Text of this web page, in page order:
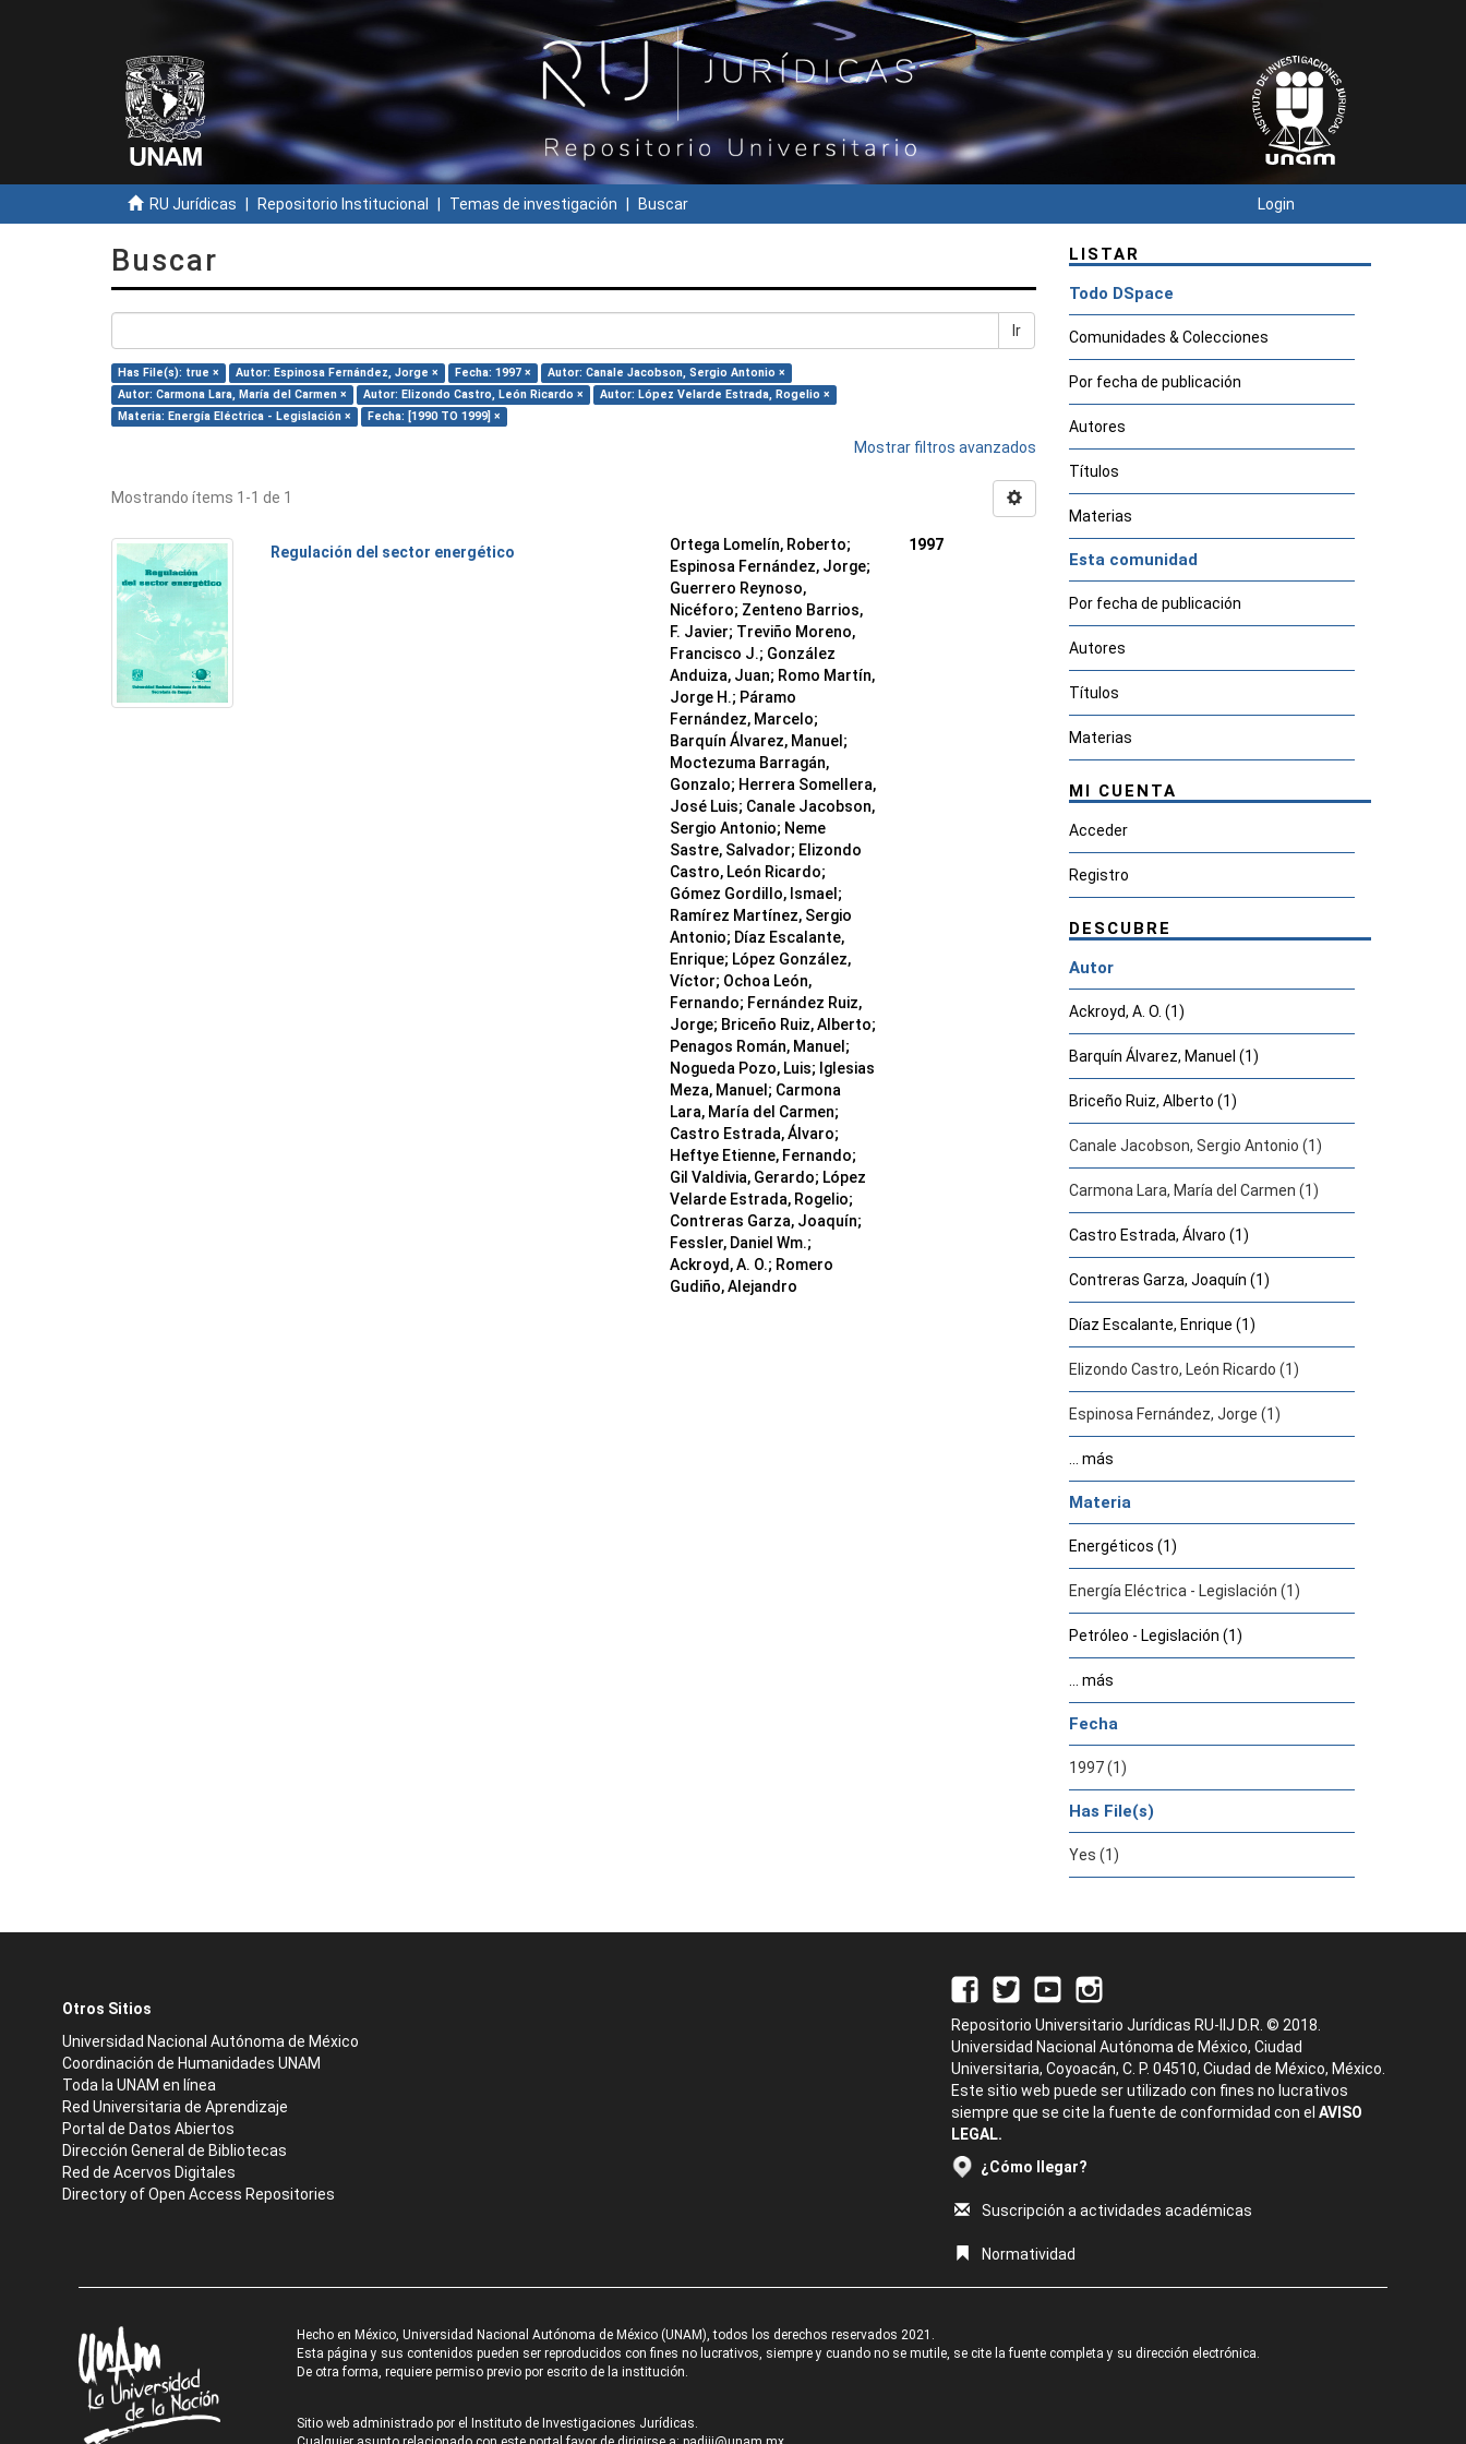
RU Jurídicas Repositorio Institucional Temas de investigación Buscar Login
Buscar
Ir
Has File(s): true × Autor: Espinosa Fernández, Jorge × Fecha: 1997 ×
Autor: Canale Jacobson, Sergio Antonio ×
Autor: Carmona Lara, María del Carmen ×
Autor: Elizondo Castro, León Ricardo ×
Autor: López Velarde Estrada, Rogelio ×
Materia: Energía Eléctrica - Legislación ×
Fecha: [1990 TO 1999] ×
Mostrar filtros avanzados
Mostrando ítems 1-1 de 1
Regulación del sector energético
Ortega Lomelín, Roberto;
Espinosa Fernández, Jorge;
Guerrero Reynoso,
Nicéforo; Zenteno Barrios,
F. Javier; Treviño Moreno,
Francisco J.; González
Anduiza, Juan; Romo Martín,
Jorge H.; Páramo
Fernández, Marcelo;
Barquín Álvarez, Manuel;
Moctezuma Barragán,
Gonzalo; Herrera Somellera,
José Luis; Canale Jacobson,
Sergio Antonio; Neme
Sastre, Salvador; Elizondo
Castro, León Ricardo;
Gómez Gordillo, Ismael;
Ramírez Martínez, Sergio
Antonio; Díaz Escalante,
Enrique; López González,
Víctor; Ochoa León,
Fernando; Fernández Ruiz,
Jorge; Briceño Ruiz, Alberto;
Penagos Román, Manuel;
Nogueda Pozo, Luis; Iglesias
Meza, Manuel; Carmona
Lara, María del Carmen;
Castro Estrada, Álvaro;
Heftye Etienne, Fernando;
Gil Valdivia, Gerardo; López
Velarde Estrada, Rogelio;
Contreras Garza, Joaquín;
Fessler, Daniel Wm.;
Ackroyd, A. O.; Romero
Gudiño, Alejandro
1997
LISTAR
Todo DSpace
Comunidades & Colecciones
Por fecha de publicación
Autores
Títulos
Materias
Esta comunidad
Por fecha de publicación
Autores
Títulos
Materias
MI CUENTA
Acceder
Registro
DESCUBRE
Autor
Ackroyd, A. O. (1)
Barquín Álvarez, Manuel (1)
Briceño Ruiz, Alberto (1)
Canale Jacobson, Sergio Antonio (1)
Carmona Lara, María del Carmen (1)
Castro Estrada, Álvaro (1)
Contreras Garza, Joaquín (1)
Díaz Escalante, Enrique (1)
Elizondo Castro, León Ricardo (1)
Espinosa Fernández, Jorge (1)
... más
Materia
Energéticos (1)
Energía Eléctrica - Legislación (1)
Petróleo - Legislación (1)
... más
Fecha
1997 (1)
Has File(s)
Yes (1)
Otros Sitios
Universidad Nacional Autónoma de México
Coordinación de Humanidades UNAM
Toda la UNAM en línea
Red Universitaria de Aprendizaje
Portal de Datos Abiertos
Dirección General de Bibliotecas
Red de Acervos Digitales
Directory of Open Access Repositories
Repositorio Universitario Jurídicas RU-IIJ D.R. © 2018.
Universidad Nacional Autónoma de México, Ciudad
Universitaria, Coyoacán, C. P. 04510, Ciudad de México, México.
Este sitio web puede ser utilizado con fines no lucrativos
siempre que se cite la fuente de conformidad con el AVISO
LEGAL.
¿Cómo llegar?
Suscripción a actividades académicas
Normatividad
Hecho en México, Universidad Nacional Autónoma de México (UNAM), todos los derechos reservados 2021.
Esta página y sus contenidos pueden ser reproducidos con fines no lucrativos, siempre y cuando no se mutile, se cite la fuente completa y su dirección electrónica.
De otra forma, requiere permiso previo por escrito de la institución.
Sitio web administrado por el Instituto de Investigaciones Jurídicas.